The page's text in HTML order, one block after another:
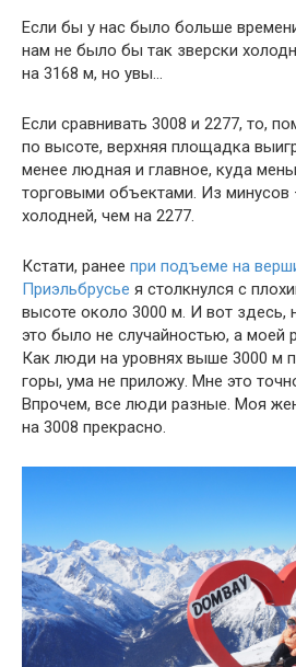
Если бы у нас было больше
нам не было бы так зверски
на 3168 м, но увы…
Если сравнивать 3008 и 2277, то,
по высоте, верхняя площадка
менее людная и главное, куда
торговыми объектами. Из минусов
холодней, чем на 2277.
Кстати, ранее при подъеме на
Приэльбрусье я столкнулся с
высоте около 3000 м. И вот здесь,
это было не случайностью, а моей
Как люди на уровнях выше 3000 м
горы, ума не приложу. Мне это
Впрочем, все люди разные. Моя
на 3008 прекрасно.